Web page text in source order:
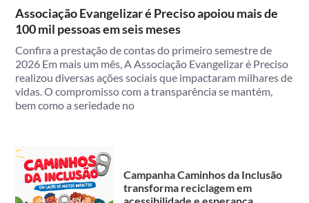
Associação Evangelizar é Preciso apoiou mais de
100 mil pessoas em seis meses
Confira a prestação de contas do primeiro semestre de
2026 Em mais um mês, A Associação Evangelizar é Preciso
realizou diversas ações sociais que impactaram milhares de
vidas. O compromisso com a transparência se mantém,
bem como a seriedade no
Campanha Caminhos da Inclusão
transforma reciclagem em